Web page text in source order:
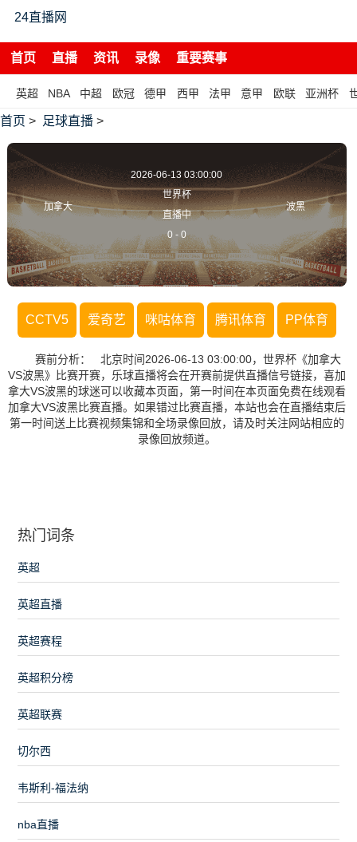
24直播网
首页 直播 资讯 录像 重要赛事
英超 NBA 中超 欧冠 德甲 西甲 法甲 意甲 欧联 亚洲杯
首页 > 足球直播 >
加拿大
2026-06-13 03:00:00
世界杯
直播中
0 - 0
波黑
CCTV5 爱奇艺 咪咕体育 腾讯体育 PP体育
赛前分析： 北京时间2026-06-13 03:00:00，世界杯《加拿大
VS波黑》比赛开赛，乐球直播将会在开赛前提供直播信号链接，喜加
拿大VS波黑的球迷可以收藏本页面，第一时间在本页面免费在线观看
加拿大VS波黑比赛直播。如果错过比赛直播，本站也会在直播结束后
第一时间送上比赛视频集锦和全场录像回放，请及时关注网站相应的
录像回放频道。
热门词条
英超
英超直播
英超赛程
英超积分榜
英超联赛
切尔西
韦斯利-福法纳
nba直播